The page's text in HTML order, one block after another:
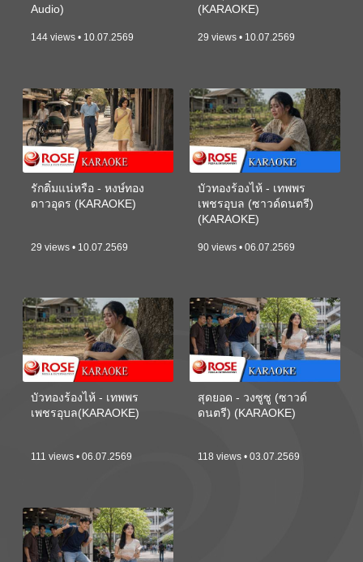
Audio)
144 views • 10.07.2569
(KARAOKE)
29 views • 10.07.2569
รักติ๋มแน่หรือ - หงษ์ทอง
ดาวอุดร (KARAOKE)
29 views • 10.07.2569
บัวทองร้องไห้ - เทพพร
เพชรอุบล (ซาวด์ดนตรี)
(KARAOKE)
90 views • 06.07.2569
บัวทองร้องไห้ - เทพพร
เพชรอุบล(KARAOKE)
111 views • 06.07.2569
สุดยอด - วงซูซู (ซาวด์
ดนตรี) (KARAOKE)
118 views • 03.07.2569